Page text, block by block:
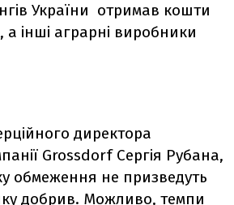
України отримав кошти
інші аграрні виробники
директора
Grossdorf Сергія Рубана,
обмеження не призведуть
добрив. Можливо, темпи